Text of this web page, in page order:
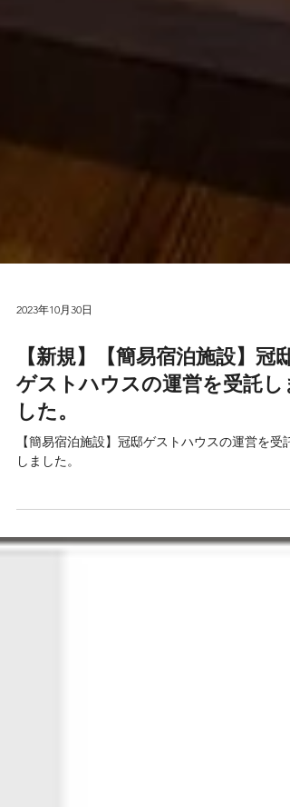
2023年10月30日
【新規】【簡易宿泊施設】冠邸
ゲストハウスの運営を受託しま
した。
【簡易宿泊施設】冠邸ゲストハウスの運営を受託